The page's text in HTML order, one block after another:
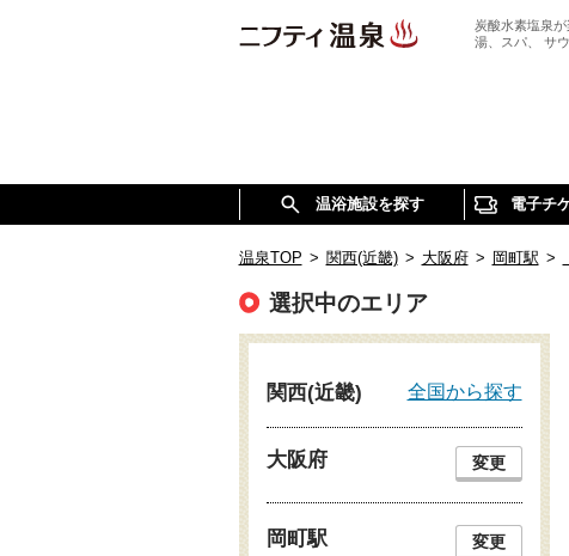
炭酸水素塩泉
湯、スパ、 サ
温浴施設を探す 電子チ
温泉TOP > 関西(近畿) > 大阪府 > 岡町駅 >
選択中のエリア
関西(近畿) 全国から探す
大阪府 変更
岡町駅 変更